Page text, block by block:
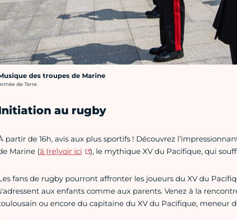
des troupes de Marine
photo :
de Terre
au rugby
partir de 16h, avis aux plus sportifs ! Découvrez
Marine (à (re)voir ici ), le mythique XV du Pacifique, qui
fans de rugby pourront affronter les joueurs du XV du
aux enfants comme aux parents. Venez à la
ou encore du capitaine du XV du Pacifique, meneur